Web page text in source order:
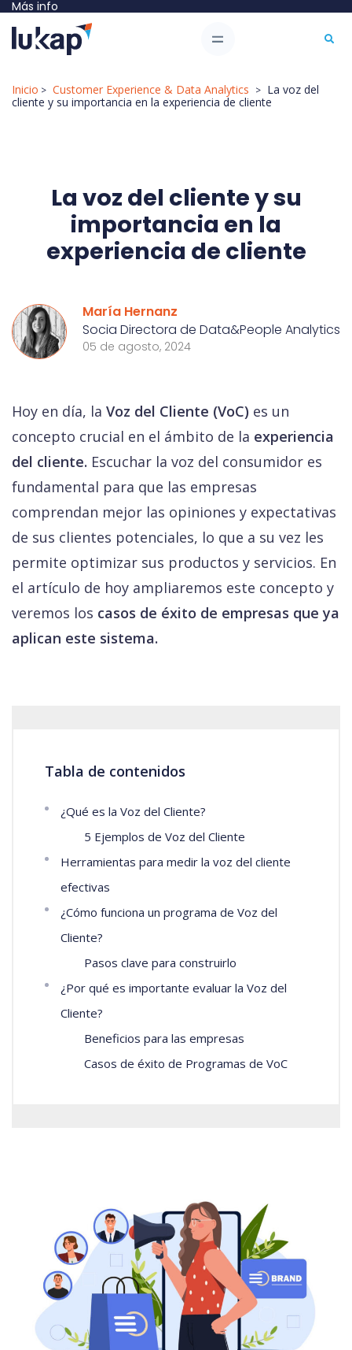
Más info
Inicio > Customer Experience & Data Analytics > La voz del
cliente y su importancia en la experiencia de cliente
La voz del cliente y su
importancia en la
experiencia de cliente
María Hernanz
Socia Directora de Data&People Analytics
05 de agosto, 2024
Hoy en día, la Voz del Cliente (VoC) es un
concepto crucial en el ámbito de la experiencia
del cliente. Escuchar la voz del consumidor es
fundamental para que las empresas
comprendan mejor las opiniones y expectativas
de sus clientes potenciales, lo que a su vez les
permite optimizar sus productos y servicios. En
el artículo de hoy ampliaremos este concepto y
veremos los casos de éxito de empresas que ya
aplican este sistema.
Tabla de contenidos
¿Qué es la Voz del Cliente?
5 Ejemplos de Voz del Cliente
Herramientas para medir la voz del cliente
efectivas
¿Cómo funciona un programa de Voz del
Cliente?
Pasos clave para construirlo
¿Por qué es importante evaluar la Voz del
Cliente?
Beneficios para las empresas
Casos de éxito de Programas de VoC